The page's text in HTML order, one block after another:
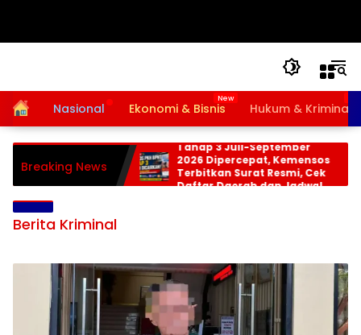
HomeNasional Ekonomi & Bisnis Hukum & Kriminal
Breaking News
Bansos PKH dan BPNT
Tahap 3 Juli-September
2026 Dipercepat, Kemensos
Terbitkan Surat Resmi, Cek
Daftar Daerah dan Jadwal
Berita Kriminal